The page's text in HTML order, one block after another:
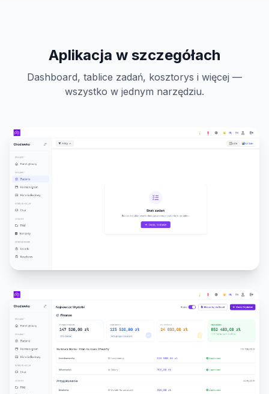
Aplikacja w szczegółach
Dashboard, tablice zadań, kosztorys i więcej —
wszystko w jednym narzędziu.